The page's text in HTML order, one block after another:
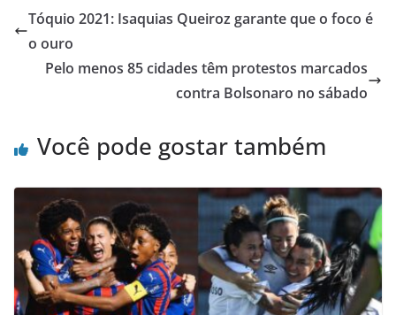
Tóquio 2021: Isaquias Queiroz garante que o foco é
o ouro
Pelo menos 85 cidades têm protestos marcados
contra Bolsonaro no sábado
Você pode gostar também